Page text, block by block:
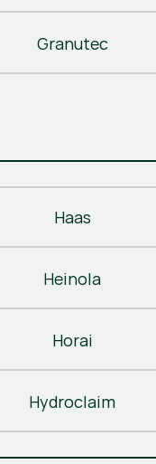
Granutec
Haas
Heinola
Horai
Hydroclaim